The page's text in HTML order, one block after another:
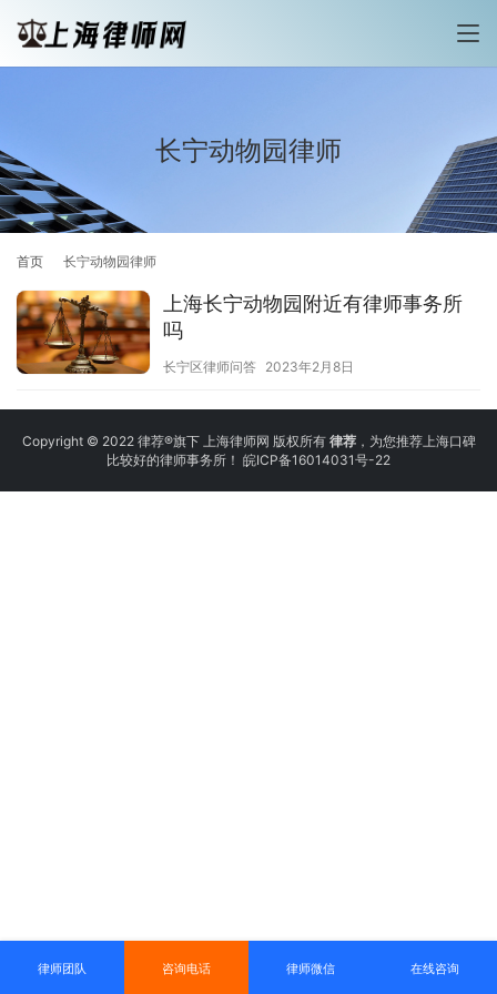
长宁动物园律师
首页 长宁动物园律师
上海长宁动物园附近有律师事务所
吗
长宁区律师问答 2023年2月8日
Copyright © 2022 律荐®旗下 上海律师网 版权所有 律荐，为您推荐上海口碑
比较好的律师事务所！ 皖ICP备16014031号-22
律师团队 咨询电话 律师微信 在线咨询